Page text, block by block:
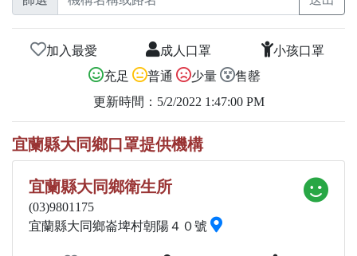
加入最愛 成人口罩
小孩口罩
充足
普通 少量
售罄
更新時間：5/2/2022 1:47:00 PM
宜蘭縣大同鄉口罩提供機構
宜蘭縣大同鄉衛生所
(03)9801175
宜蘭縣大同鄉崙埤村朝陽４０號